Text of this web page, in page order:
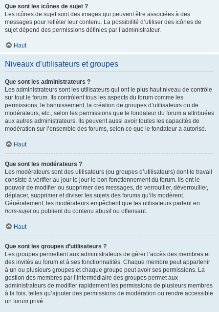
Que sont les icônes de sujet ?
Les icônes de sujet sont des images qui peuvent être associées à des
messages pour refléter leur contenu. La possibilité d’utiliser des icônes de
sujet dépend des permissions définies par l’administrateur.
Haut
Niveaux d’utilisateurs et groupes
Que sont les administrateurs ?
Les administrateurs sont les utilisateurs qui ont le plus haut niveau de contrôle
sur tout le forum. Ils contrôlent tous les aspects du forum comme les
permissions, le bannissement, la création de groupes d’utilisateurs ou de
modérateurs, etc., selon les permissions que le fondateur du forum a attribuées
aux autres administrateurs. Ils peuvent aussi avoir toutes les capacités de
modération sur l’ensemble des forums, selon ce que le fondateur a autorisé.
Haut
Que sont les modérateurs ?
Les modérateurs sont des utilisateurs (ou groupes d’utilisateurs) dont le travail
consiste à vérifier au jour le jour le bon fonctionnement du forum. Ils ont le
pouvoir de modifier ou supprimer des messages, de verrouiller, déverrouiller,
déplacer, supprimer et diviser les sujets des forums qu’ils modèrent.
Généralement, les modérateurs empêchent que les utilisateurs partent en
hors-sujetou publient du contenu abusif ou offensant.
Haut
Que sont les groupes d’utilisateurs ?
Les groupes permettent aux administrateurs de gérer l’accès des membres et
des invités au forum et à ses fonctionnalités. Chaque membre peut appartenir
à un ou plusieurs groupes et chaque groupe peut avoir ses permissions. La
gestion des membres par l’intermédiaire des groupes permet aux
administrateurs de modifier rapidement les permissions de plusieurs membres
à la fois, telles qu’ajouter des permissions de modération ou rendre accessible
un forum privé.